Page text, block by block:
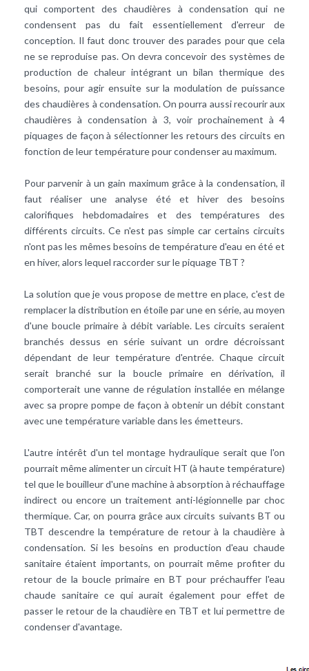
qui comportent des chaudières à condensation qui ne
condensent pas du fait essentiellement d'erreur de
conception. Il faut donc trouver des parades pour que cela
ne se reproduise pas. On devra concevoir des systèmes de
production de chaleur intégrant un bilan thermique des
besoins, pour agir ensuite sur la modulation de puissance
des chaudières à condensation. On pourra aussi recourir aux
chaudières à condensation à 3, voir prochainement à 4
piquages de façon à sélectionner les retours des circuits en
fonction de leur température pour condenser au maximum.
Pour parvenir à un gain maximum grâce à la condensation, il
faut réaliser une analyse été et hiver des besoins
calorifiques hebdomadaires et des températures des
différents circuits. Ce n'est pas simple car certains circuits
n'ont pas les mêmes besoins de température d'eau en été et
en hiver, alors lequel raccorder sur le piquage TBT ?
La solution que je vous propose de mettre en place, c'est de
remplacer la distribution en étoile par une en série, au moyen
d'une boucle primaire à débit variable. Les circuits seraient
branchés dessus en série suivant un ordre décroissant
dépendant de leur température d'entrée. Chaque circuit
serait branché sur la boucle primaire en dérivation, il
comporterait une vanne de régulation installée en mélange
avec sa propre pompe de façon à obtenir un débit constant
avec une température variable dans les émetteurs.
L'autre intérêt d'un tel montage hydraulique serait que l'on
pourrait même alimenter un circuit HT (à haute température)
tel que le bouilleur d'une machine à absorption à réchauffage
indirect ou encore un traitement anti-légionnelle par choc
thermique. Car, on pourra grâce aux circuits suivants BT ou
TBT descendre la température de retour à la chaudière à
condensation. Si les besoins en production d'eau chaude
sanitaire étaient importants, on pourrait même profiter du
retour de la boucle primaire en BT pour préchauffer l'eau
chaude sanitaire ce qui aurait également pour effet de
passer le retour de la chaudière en TBT et lui permettre de
condenser d'avantage.